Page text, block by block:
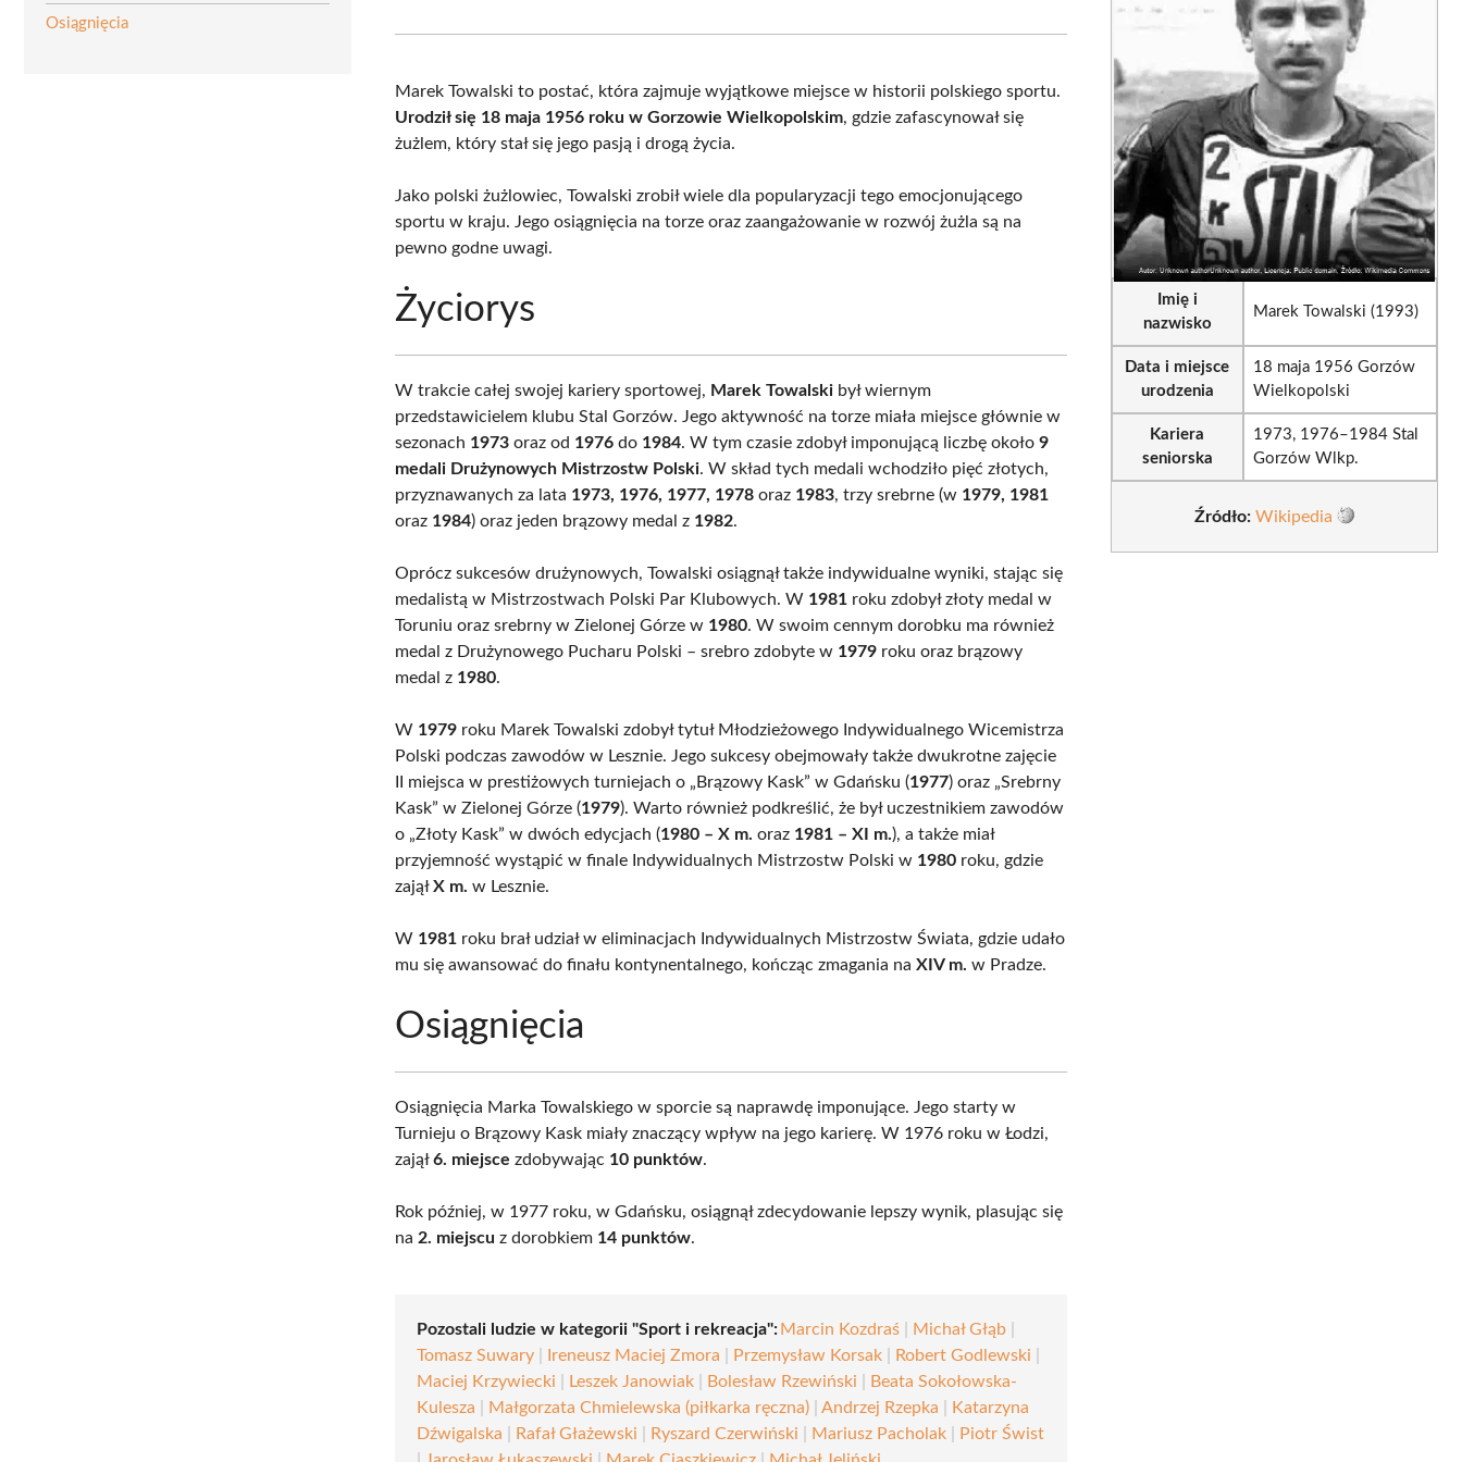
Osiągnięcia
(Twitter)
Marek Towalski to postać, która zajmuje wyjątkowe miejsce w historii polskiego sportu.
Urodził się 18 maja 1956 roku w Gorzowie Wielkopolskim, gdzie zafascynował się
żużlem, który stał się jego pasją i drogą życia.
Jako polski żużlowiec, Towalski zrobił wiele dla popularyzacji tego emocjonującego
sportu w kraju. Jego osiągnięcia na torze oraz zaangażowanie w rozwój żużla są na
pewno godne uwagi.
Życiorys
W trakcie całej swojej kariery sportowej, Marek Towalski był wiernym
przedstawicielem klubu Stal Gorzów. Jego aktywność na torze miała miejsce głównie w
sezonach 1973 oraz od 1976 do 1984. W tym czasie zdobył imponującą liczbę około9
medali Drużynowych Mistrzostw Polski. W skład tych medali wchodziło pięć złotych,
przyznawanych za lata 1973, 1976, 1977, 1978 oraz 1983, trzy srebrne (w 1979, 1981
oraz 1984) oraz jeden brązowy medal z 1982.
Oprócz sukcesów drużynowych, Towalski osiągnął także indywidualne wyniki, stając się
medalistą w Mistrzostwach Polski Par Klubowych. W 1981 roku zdobył złoty medal w
Toruniu oraz srebrny w Zielonej Górze w 1980. W swoim cennym dorobku ma również
medal z Drużynowego Pucharu Polski – srebro zdobyte w 1979 roku oraz brązowy
medal z 1980.
W 1979 roku Marek Towalski zdobył tytuł Młodzieżowego Indywidualnego Wicemistrza
Polski podczas zawodów w Lesznie. Jego sukcesy obejmowały także dwukrotne zajęcie
II miejsca w prestiżowych turniejach o „Brązowy Kask” w Gdańsku (1977) oraz „Srebrny
Kask” w Zielonej Górze (1979). Warto również podkreślić, że był uczestnikiem zawodów
o „Złoty Kask” w dwóch edycjach (1980 – X m. oraz 1981 – XI m.), a także miał
przyjemność wystąpić w finale Indywidualnych Mistrzostw Polski w 1980 roku, gdzie
zająłX m. w Lesznie.
W 1981 roku brał udział w eliminacjach Indywidualnych Mistrzostw Świata, gdzie udało
mu się awansować do finału kontynentalnego, kończąc zmagania naXIV m. w Pradze.
Osiągnięcia
Osiągnięcia Marka Towalskiego w sporcie są naprawdę imponujące. Jego starty w
Turnieju o Brązowy Kask miały znaczący wpływ na jego karierę. W 1976 roku w Łodzi,
zajął6. miejsce zdobywając 10 punktów.
Rok później, w 1977 roku, w Gdańsku, osiągnął zdecydowanie lepszy wynik, plasując się
na 2. miejscu z dorobkiem 14 punktów.
Pozostali ludzie w kategorii "Sport i rekreacja":Marcin Kozdraś Michał Głąb
Tomasz Suwary
Ireneusz Maciej Zmora Przemysław Korsak Robert Godlewski
Maciej Krzywiecki
Leszek Janowiak Bolesław Rzewiński
Beata Sokołowska-
Kulesza
Małgorzata Chmielewska (piłkarka ręczna) |Andrzej Rzepka
Katarzyna
Dźwigalska
Rafał Głażewski Ryszard Czerwiński Mariusz Pacholak
Piotr Świst
Imię i
nazwisko
Marek Towalski (1993)
Data i miejsce
urodzenia
18 maja 1956 Gorzów
Wielkopolski
Kariera
seniorska
1973, 1976–1984 Stal
Gorzów Wlkp.
Źródło: Wikipedia